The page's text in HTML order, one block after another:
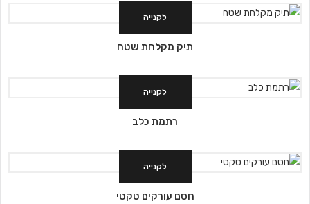
לקנייה
תיק מקלחת שטח
לקנייה
רתמת כלב
לקנייה
חסם עורקים טקטי